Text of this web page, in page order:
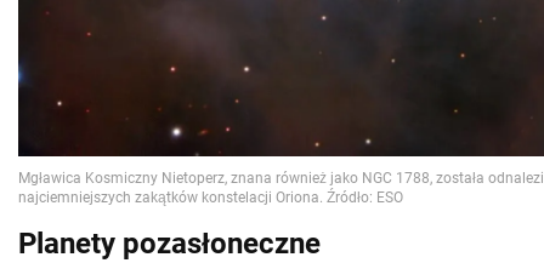
Planety pozasłoneczne